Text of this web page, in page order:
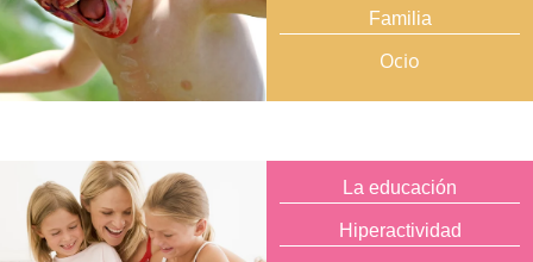
Familia
Ocio
La educación
Hiperactividad